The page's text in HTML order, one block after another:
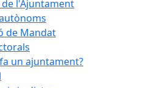
l'Ajuntament
de Mandat
un ajuntament?